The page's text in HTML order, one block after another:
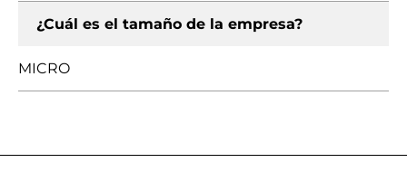
¿Cuál es el tamaño de la empresa?
MICRO